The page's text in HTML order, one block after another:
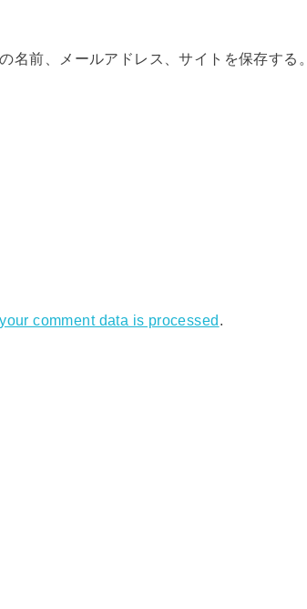
名前、メールアドレス、サイトを保存する。
comment data is processed.